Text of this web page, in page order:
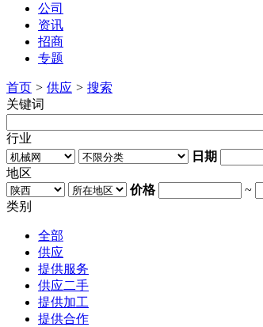
公司
资讯
招商
专题
首页 > 供应 > 搜索
关键词
行业
日期
地区
价格
~
类别
全部
供应
提供服务
供应二手
提供加工
提供合作